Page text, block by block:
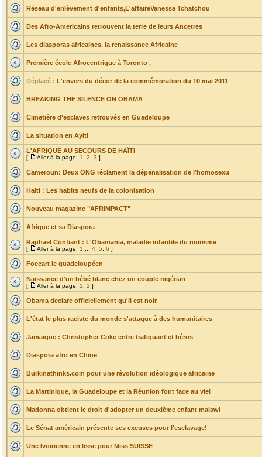
Réseau d'enlèvement d'enfants,L'affaireVanessa Tchatchou
Des Afro-Americains retrouvent la terre de leurs Ancetres
Les diasporas africaines, la renaissance Africaine
Première école Afrocentrique à Toronto .
Déplacé : L'envers du décor de la commémoration du 10 mai 2011
BREAKING THE SILENCE ON OBAMA
Cimetière d'esclaves retrouvés en Guadeloupe
La situation en Ayiti
L'AFRIQUE AU SECOURS DE HAÏTI
[ Aller à la page: 1 2 3 ]
Cameroun: Deux ONG réclament la dépénalisation de l’homosexu
Haiti : Les habits neufs de la colonisation
Nouveau magazine "AFRIMPACT"
Afrique et sa Diaspora
Raphaël Confiant : L'Obamania, maladie infantile du noirisme
[ Aller à la page: 1 4 5 6 ]
Foccart le guadeloupéen
Naissance d'un bébé blanc chez un couple nigérian
[ Aller à la page: 1 2 ]
Obama declare officiellement qu'il est noir
L'état le plus raciste du monde s'attaque à des humanitaires
Jamaique : Christopher Coke entre trafiquant et héros
Diaspora afro en Chine
Burkinathinks.com pour une révolution idéologique africaine
La Martinique, la Guadeloupe et la Réunion font face au viei
Madonna obtient le droit d'adopter un deuxième enfant malawi
Le Sénat américain présente ses excuses pour l'esclavage!
Une Ivoirienne en lisse pour Miss SUISSE